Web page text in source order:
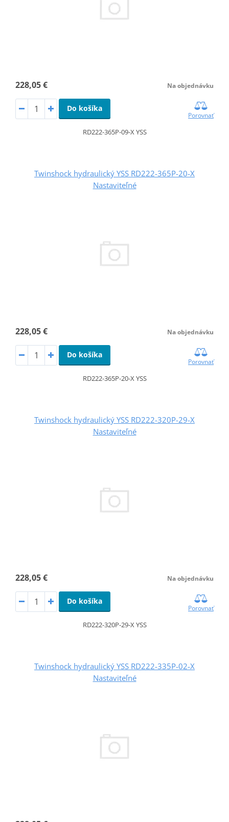
228,05 € Na objednávku
Do košíka
Porovnať
RD222-365P-09-X YSS
Twinshock hydraulický YSS RD222-365P-20-X
Nastaviteľné
228,05 € Na objednávku
Do košíka
Porovnať
RD222-365P-20-X YSS
Twinshock hydraulický YSS RD222-320P-29-X
Nastaviteľné
228,05 € Na objednávku
Do košíka
Porovnať
RD222-320P-29-X YSS
Twinshock hydraulický YSS RD222-335P-02-X
Nastaviteľné